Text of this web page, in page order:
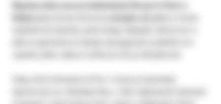
Wypożyczalnia maszyn budowlanych Bergerat Rent w